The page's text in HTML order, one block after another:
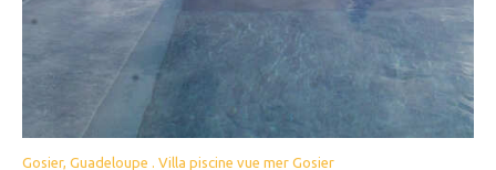
Gosier, Guadeloupe . Villa piscine vue mer Gosier